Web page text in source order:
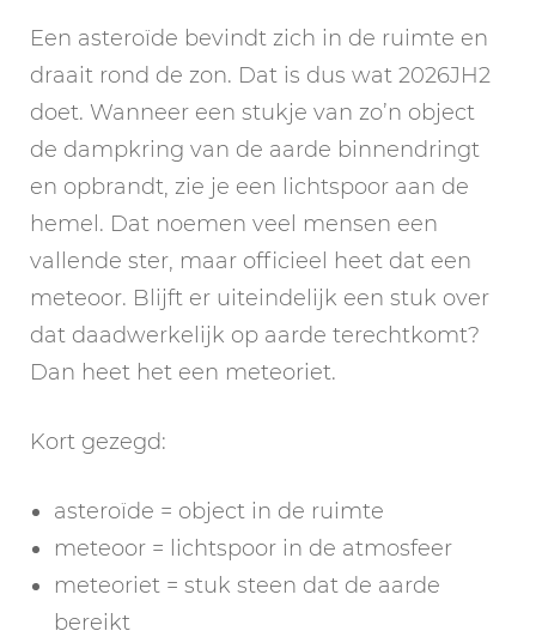
Een asteroïde bevindt zich in de ruimte en
draait rond de zon. Dat is dus wat 2026JH2
doet. Wanneer een stukje van zo’n object
de dampkring van de aarde binnendringt
en opbrandt, zie je een lichtspoor aan de
hemel. Dat noemen veel mensen een
vallende ster, maar officieel heet dat een
meteoor. Blijft er uiteindelijk een stuk over
dat daadwerkelijk op aarde terechtkomt?
Dan heet het een meteoriet.
Kort gezegd:
asteroïde = object in de ruimte
meteoor = lichtspoor in de atmosfeer
meteoriet = stuk steen dat de aarde
bereikt